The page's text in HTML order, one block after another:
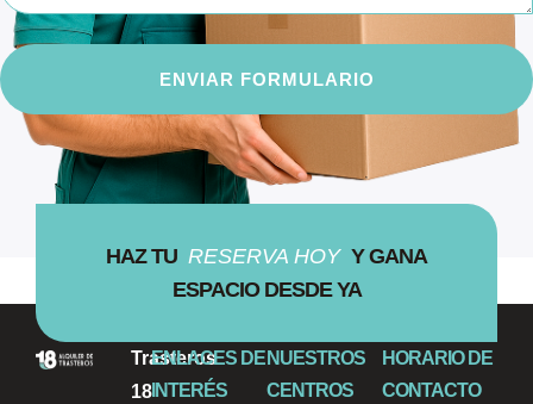
ENVIAR FORMULARIO
HAZ TU RESERVA HOY Y GANA
ESPACIO DESDE YA
Trasteros
18
ENLACES DE
INTERÉS
NUESTROS
CENTROS
HORARIO DE
CONTACTO